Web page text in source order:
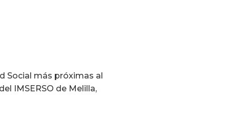
Social más próximas al
IMSERSO de Melilla,